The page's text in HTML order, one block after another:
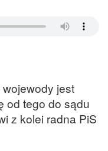
jest
od tego do sądu
z kolei radna PiS